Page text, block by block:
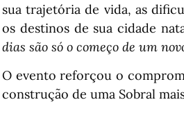
sua trajetória de vida, as
os destinos de sua cidade
dias são só o começo de um
O evento reforçou o
construção de uma Sobral